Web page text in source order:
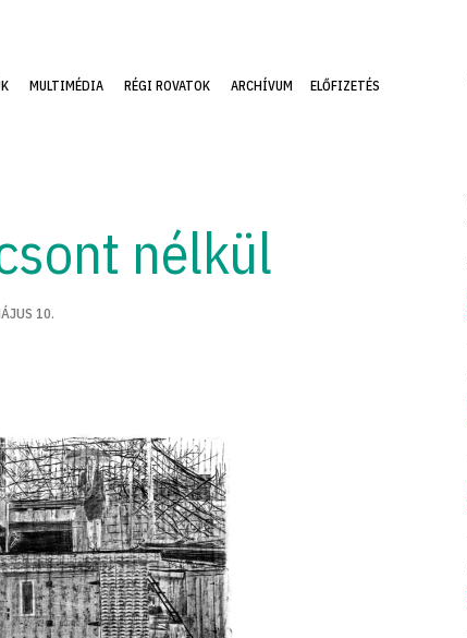
MULTIMÉDIA RÉGI ROVATOK ARCHÍVUM ELŐFIZETÉS
nélkül
10.